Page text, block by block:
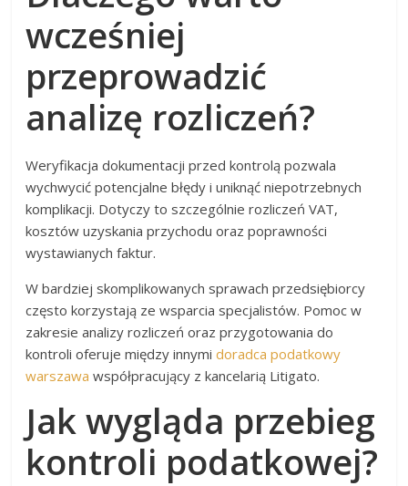
wcześniej
przeprowadzić
analizę rozliczeń?
Weryfikacja dokumentacji przed kontrolą pozwala
wychwycić potencjalne błędy i uniknąć niepotrzebnych
komplikacji. Dotyczy to szczególnie rozliczeń VAT,
kosztów uzyskania przychodu oraz poprawności
wystawianych faktur.
W bardziej skomplikowanych sprawach przedsiębiorcy
często korzystają ze wsparcia specjalistów. Pomoc w
zakresie analizy rozliczeń oraz przygotowania do
kontroli oferuje między innymidoradca podatkowy
warszawa współpracujący z kancelarią Litigato.
Jak wygląda przebieg
kontroli podatkowej?